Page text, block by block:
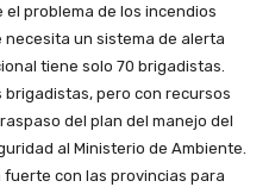
problema de los incendios
necesita un sistema de alerta
tiene solo 70 brigadistas.
pero con recursos
del plan del manejo del
al Ministerio de Ambiente.
con las provincias para